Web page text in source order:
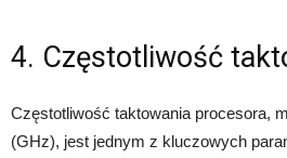
4. Częstotliwość
Częstotliwość taktowania procesora,
(GHz), jest jednym z kluczowych